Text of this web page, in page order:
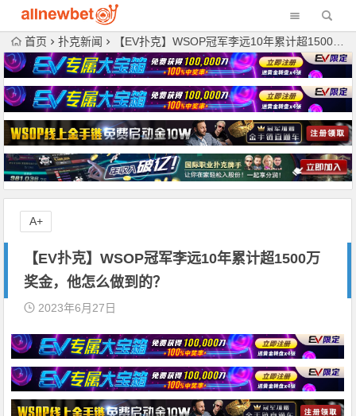
首页 扑克新闻 【EV扑克】WSOP冠军李远10年累计超1500万奖金，他怎么做到的？
【EV扑克】WSOP冠军李远10年累计超1500万
奖金，他怎么做到的？
2023年6月27日
A+